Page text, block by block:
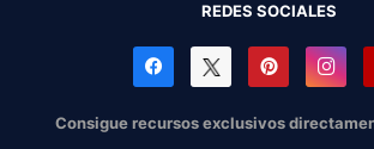
REDES SOCIALES
Consigue recursos exclusivos